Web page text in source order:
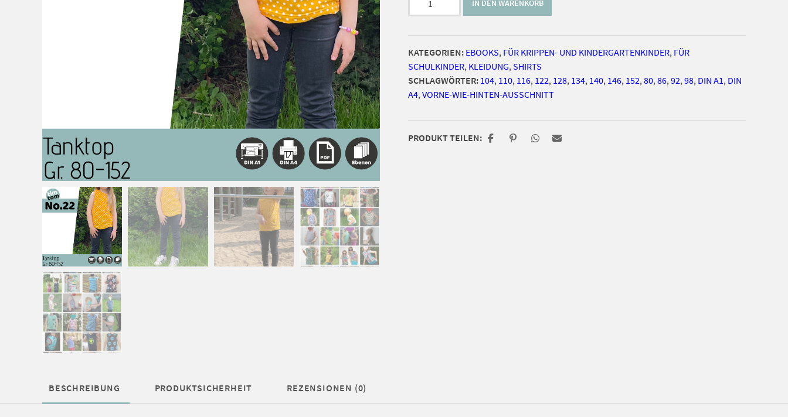
No.22
vorne-
wie-
hinten-
Ausschnitt
152
IN DEN WARENKORB
KATEGORIEN: EBOOKS, FÜR KRIPPEN- UND KINDERGARTENKINDER, FÜR
SCHULKINDER, KLEIDUNG, SHIRTS
SCHLAGWÖRTER: 104, 110, 116, 122, 128, 134, 140, 146, 152, 80, 86, 92, 98, DIN A1 , DIN
A4, VORNE-WIE-HINTEN-AUSSCHNITT
PRODUKT TEILEN:
BESCHREIBUNG PRODUKTSICHERHEIT REZENSIONEN (0)